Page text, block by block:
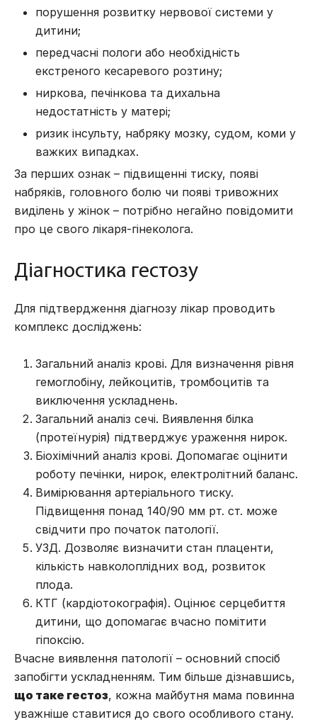
порушення розвитку нервової системи у
дитини;
передчасні пологи або необхідність
екстреного кесаревого розтину;
ниркова, печінкова та дихальна
недостатність у матері;
ризик інсульту, набряку мозку, судом, коми у
важких випадках.
За перших ознак – підвищенні тиску, появі
набряків, головного болю чи появі тривожних
виділень у жінок – потрібно негайно повідомити
про це своголікаря-гінеколога.
Діагностика гестозу
Для підтвердження діагнозу лікар проводить
комплекс досліджень:
Загальний аналіз крові. Для визначення рівня
гемоглобіну, лейкоцитів, тромбоцитів та
виключення ускладнень.
Загальний аналіз сечі. Виявлення білка
(протеїнурія) підтверджує ураження нирок.
Біохімічний аналіз крові. Допомагає оцінити
роботу печінки, нирок, електролітний баланс.
Вимірювання артеріального тиску.
Підвищення понад 140/90 мм рт. ст. може
свідчити про початок патології.
УЗД. Дозволяє визначити стан плаценти,
кількість навколоплідних вод, розвиток
плода.
КТГ (кардіотокографія). Оцінює серцебиття
дитини, що допомагає вчасно помітити
гіпоксію.
Вчасне виявлення патології – основний спосіб
запобігти ускладненням. Тим більше дізнавшись,
що таке гестоз, кожна майбутня мама повинна
уважніше ставитися до свого особливого стану.